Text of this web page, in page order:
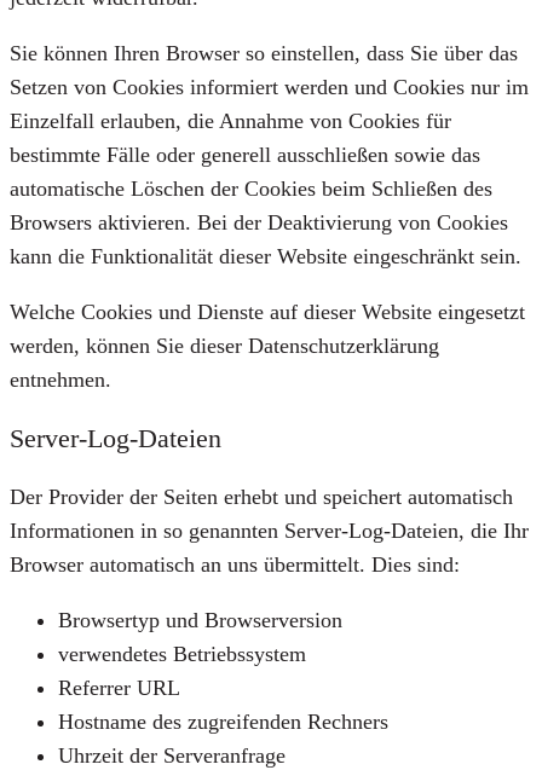
Sie können Ihren Browser so einstellen, dass Sie über das
Setzen von Cookies informiert werden und Cookies nur im
Einzelfall erlauben, die Annahme von Cookies für
bestimmte Fälle oder generell ausschließen sowie das
automatische Löschen der Cookies beim Schließen des
Browsers aktivieren. Bei der Deaktivierung von Cookies
kann die Funktionalität dieser Website eingeschränkt sein.
Welche Cookies und Dienste auf dieser Website eingesetzt
werden, können Sie dieser Datenschutzerklärung
entnehmen.
Server-Log-Dateien
Der Provider der Seiten erhebt und speichert automatisch
Informationen in so genannten Server-Log-Dateien, die Ihr
Browser automatisch an uns übermittelt. Dies sind:
Browsertyp und Browserversion
verwendetes Betriebssystem
Referrer URL
Hostname des zugreifenden Rechners
Uhrzeit der Serveranfrage